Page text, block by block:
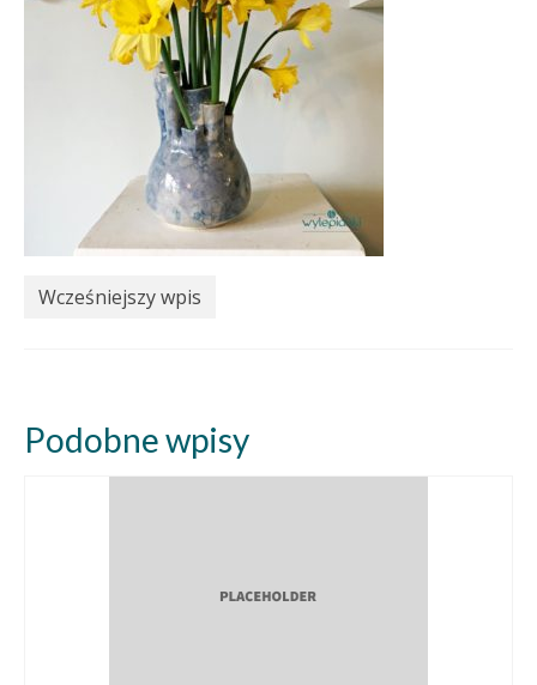
Wcześniejszy wpis
Podobne wpisy